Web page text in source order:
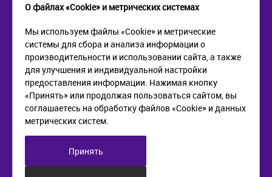
КОМПАНИЯ
О компании
Новости
Контакты
ПОМОЩЬ
Как купить
Доставка
Возврат
ИНФОРМАЦИЯ
Политика в отношении
обработки персональных
web@setium.ru
Малый пр. П.С., д 84-86
О файлах «Cookie» и метрических системах
Мы используем файлы «Cookie» и метрические
системы для сбора и анализа информации о
производительности и использовании сайта, а также
для улучшения и индивидуальной настройки
предоставления информации. Нажимая кнопку
«Принять» или продолжая пользоваться сайтом, вы
соглашаетесь на обработку файлов «Cookie» и данных
метрических систем.
Принять